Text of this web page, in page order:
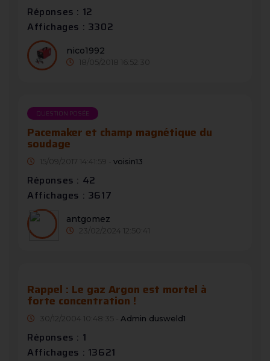
Réponses : 12
Affichages : 3302
nico1992
18/05/2018 16:52:30
QUESTION POSÉE
Pacemaker et champ magnétique du
soudage
15/09/2017 14:41:59 - voisin13
Réponses : 42
Affichages : 3617
antgomez
23/02/2024 12:50:41
Rappel : Le gaz Argon est mortel à
forte concentration !
30/12/2004 10:48:35 - Admin dusweld1
Réponses : 1
Affichages : 13621